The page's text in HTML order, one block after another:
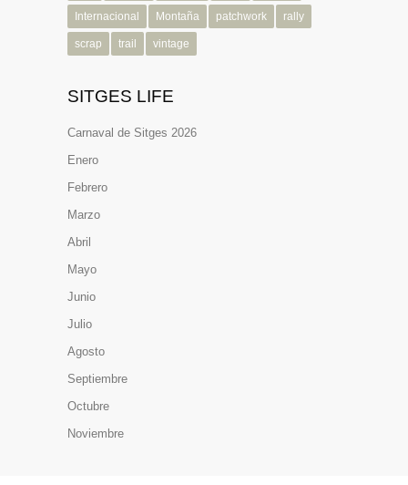
Internacional Montaña patchwork rally
scrap trail vintage
SITGES LIFE
Carnaval de Sitges 2026
Enero
Febrero
Marzo
Abril
Mayo
Junio
Julio
Agosto
Septiembre
Octubre
Noviembre